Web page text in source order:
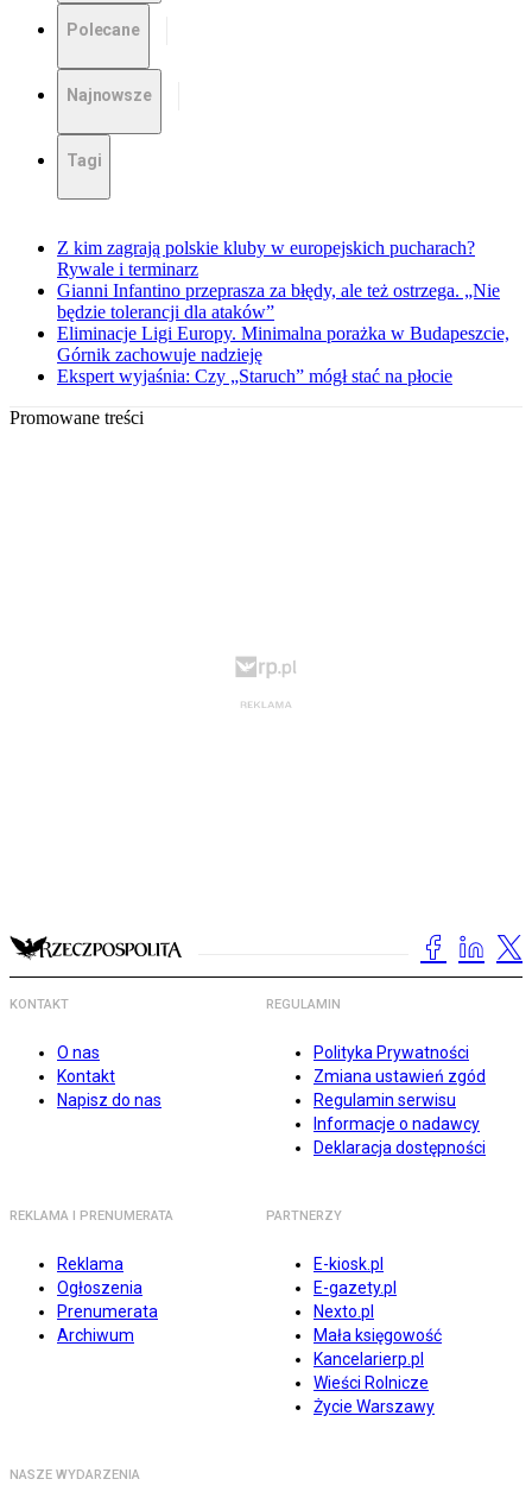
Polecane
Najnowsze
Tagi
Z kim zagrają polskie kluby w europejskich pucharach?
Rywale i terminarz
Gianni Infantino przeprasza za błędy, ale też ostrzega. „Nie
będzie tolerancji dla ataków”
Eliminacje Ligi Europy. Minimalna porażka w Budapeszcie,
Górnik zachowuje nadzieję
Ekspert wyjaśnia: Czy „Staruch” mógł stać na płocie
Promowane treści
KONTAKT
O nas
Kontakt
Napisz do nas
REGULAMIN
Polityka Prywatności
Zmiana ustawień zgód
Regulamin serwisu
Informacje o nadawcy
Deklaracja dostępności
REKLAMA I PRENUMERATA
Reklama
Ogłoszenia
Prenumerata
Archiwum
PARTNERZY
E-kiosk.pl
E-gazety.pl
Nexto.pl
Mała księgowość
Kancelarierp.pl
Wieści Rolnicze
Życie Warszawy
NASZE WYDARZENIA